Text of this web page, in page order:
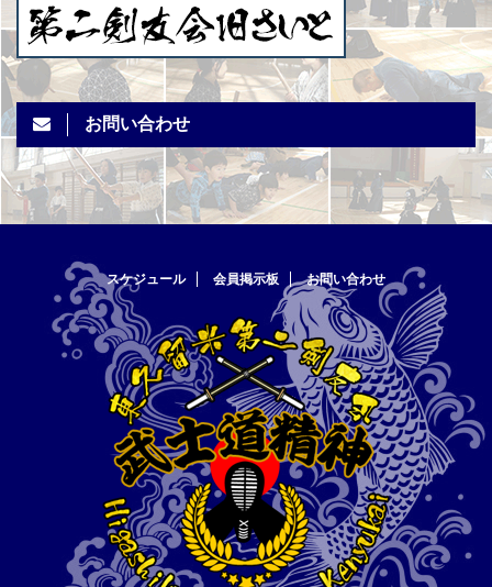
お問い合わせ
スケジュール 会員掲示板 お問い合わせ